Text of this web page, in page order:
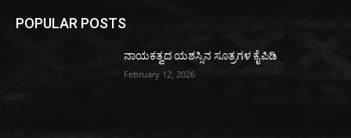
POPULAR POSTS
ನಾಯಕತ್ವದ ಯಶಸ್ಸಿನ ಸೂತ್ರಗಳ ಕೈಪಿಡಿ
February 12, 2026